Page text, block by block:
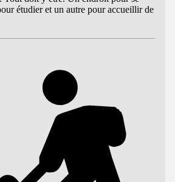
étudier et un autre pour accueillir de